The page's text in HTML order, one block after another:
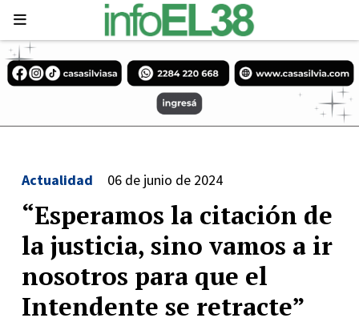
“Esperamos la citación de
la justicia, sino vamos a ir
nosotros para que el
Intendente se retracte”
Actualidad 06 de junio de 2024